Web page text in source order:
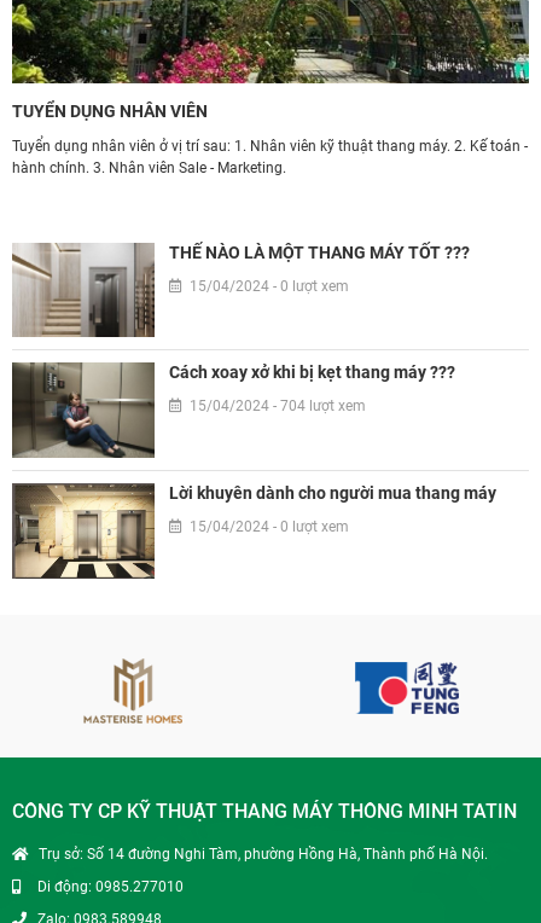
TUYỂN DỤNG NHÂN VIÊN
Tuyển dụng nhân viên ở vị trí sau: 1. Nhân viên kỹ thuật thang máy. 2. Kế toán -
hành chính. 3. Nhân viên Sale - Marketing.
THẾ NÀO LÀ MỘT THANG MÁY TỐT ???
15/04/2024 - 0 lượt xem
Cách xoay xở khi bị kẹt thang máy ???
15/04/2024 - 704 lượt xem
Lời khuyên dành cho người mua thang máy
15/04/2024 - 0 lượt xem
CÔNG TY CP KỸ THUẬT THANG MÁY THÔNG MINH TATIN
Trụ sở: Số 14 đường Nghi Tàm, phường Hồng Hà, Thành phố Hà Nội.
Di động: 0985.277010
Zalo: 0983.589948